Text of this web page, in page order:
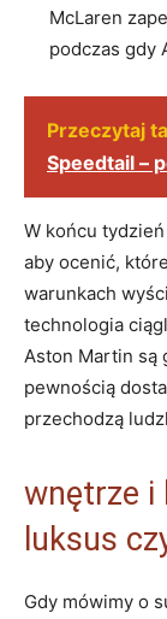
McLaren
podczas gdy
Przeczytaj
Speedtail –
W końcu
aby ocenić,
warunkach
technologia
Aston Martin są
pewnością
przechodzą
wnętrze i
luksus
Gdy mówimy o